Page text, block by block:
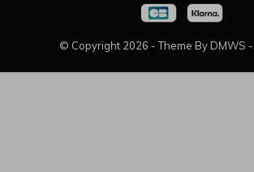
© Copyright 2026 - Theme By DMWS -